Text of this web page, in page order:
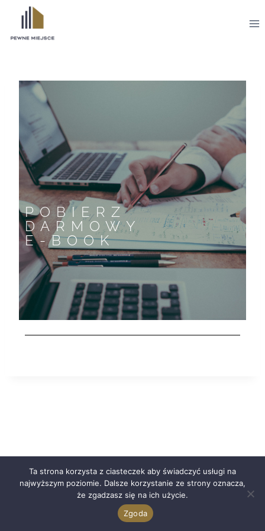
POBIERZ
DARMOWY
E-BOOK
Ta strona korzysta z ciasteczek aby świadczyć usługi na
najwyższym poziomie. Dalsze korzystanie ze strony oznacza,
że zgadzasz się na ich użycie.
Zgoda